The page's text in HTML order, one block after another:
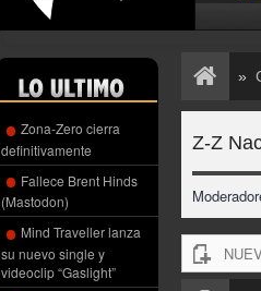
Zona-Zero cierra
definitivamente
Fallece Brent Hinds
(Mastodon)
Mind Traveller lanza
su nuevo single y
videoclip “Gaslight”
»
Z-Z